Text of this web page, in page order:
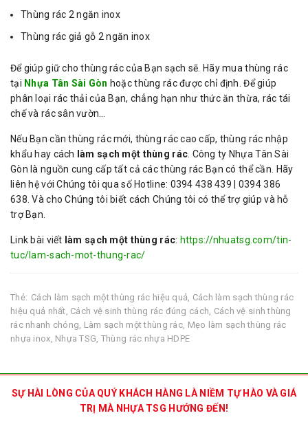
Thùng rác 2 ngăn inox
Thùng rác giả gỗ 2 ngăn inox
Để giúp giữ cho thùng rác của Bạn sạch sẽ. Hãy mua thùng rác
tại Nhựa Tân Sài Gòn hoặc thùng rác được chỉ định. Để giúp
phân loại rác thải của Bạn, chẳng hạn như thức ăn thừa, rác tái
chế và rác sân vườn…
Nếu Bạn cần thùng rác mới, thùng rác cao cấp, thùng rác nhập
khẩu hay cách làm sạch một thùng rác . Công ty Nhựa Tân Sài
Gòn là nguồn cung cấp tất cả các thùng rác Bạn có thể cần. Hãy
liên hệ với Chúng tôi qua số Hotline: 0394 438 439 | 0394 386
638. Và cho Chúng tôi biết cách Chúng tôi có thể trợ giúp và hỗ
trợ Bạn.
Link bài viết làm sạch một thùng rác: https://nhuatsg.com/tin-
tuc/lam-sach-mot-thung-rac/
Thẻ: Cách làm sạch một thùng rác hiệu quả, Cách làm sạch thùng rác
hiệu quả nhất, Cách vệ sinh thùng rác đúng cách, Cách vệ sinh thùng
rác nhanh chóng, Làm sạch một thùng rác, Mẹo làm sạch thùng rác
nhựa inox, Nhựa TSG, Thùng rác nhựa HDPE
SỰ HÀI LÒNG CỦA QUÝ KHÁCH HÀNG LÀ NIỀM TỰ HÀO VÀ GIÁ
TRỊ MÀ NHỰA TSG HƯỚNG ĐẾN!